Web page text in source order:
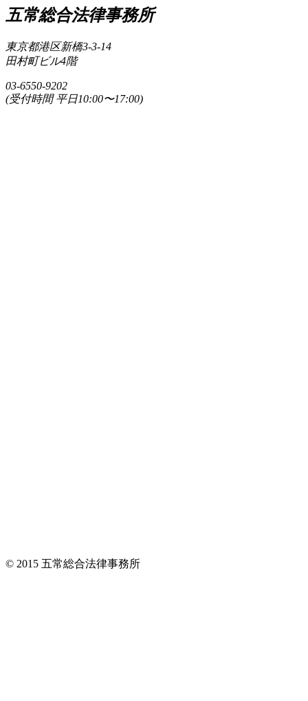
五常総合法律事務所
東京都港区新橋3-3-14
田村町ビル4階
03-6550-9202
(受付時間 平日10:00〜17:00)
© 2015 五常総合法律事務所